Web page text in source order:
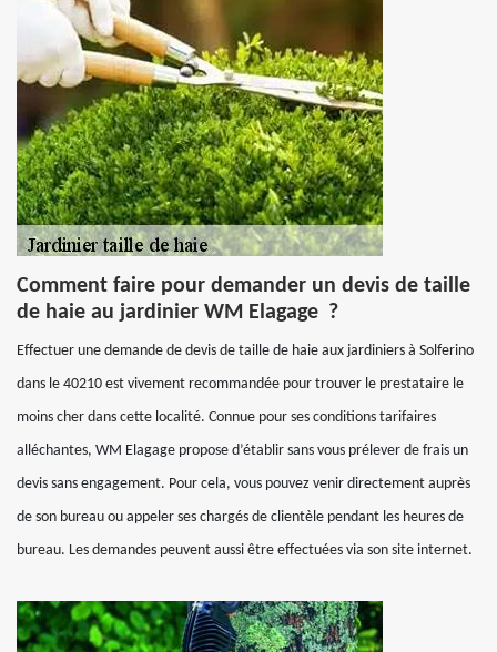
Comment faire pour demander un devis de taille
de haie au jardinier WM Elagage ?
Effectuer une demande de devis de taille de haie aux jardiniers à Solferino
dans le 40210 est vivement recommandée pour trouver le prestataire le
moins cher dans cette localité. Connue pour ses conditions tarifaires
alléchantes, WM Elagage propose d’établir sans vous prélever de frais un
devis sans engagement. Pour cela, vous pouvez venir directement auprès
de son bureau ou appeler ses chargés de clientèle pendant les heures de
bureau. Les demandes peuvent aussi être effectuées via son site internet.